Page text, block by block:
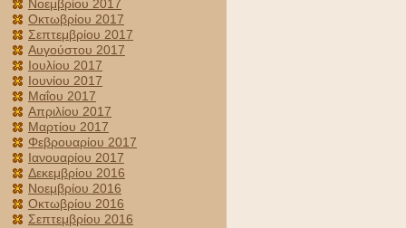
Νοεμβρίου 2017
Οκτωβρίου 2017
Σεπτεμβρίου 2017
Αυγούστου 2017
Ιουλίου 2017
Ιουνίου 2017
Μαΐου 2017
Απριλίου 2017
Μαρτίου 2017
Φεβρουαρίου 2017
Ιανουαρίου 2017
Δεκεμβρίου 2016
Νοεμβρίου 2016
Οκτωβρίου 2016
Σεπτεμβρίου 2016